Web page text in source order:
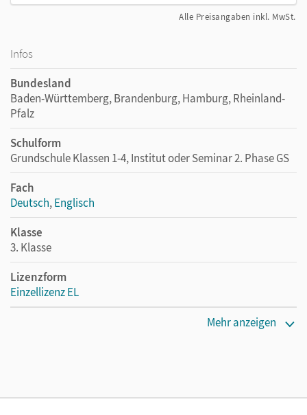
Alle Preisangaben inkl. MwSt.
Infos
Bundesland
Baden-Württemberg, Brandenburg, Hamburg, Rheinland-
Pfalz
Schulform
Grundschule Klassen 1-4, Institut oder Seminar 2. Phase GS
Fach
Deutsch,Englisch
Klasse
3. Klasse
Lizenzform
Einzellizenz EL
Mehr anzeigen